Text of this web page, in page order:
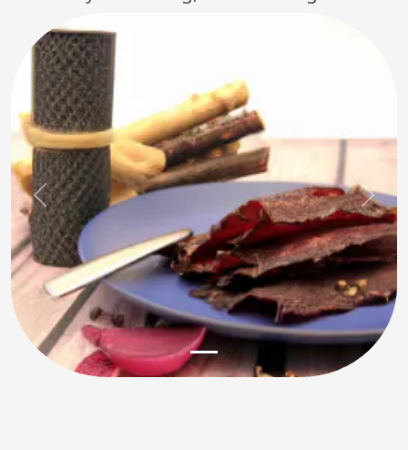
Previous Next